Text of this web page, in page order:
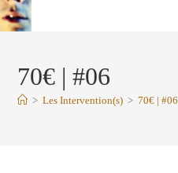
Skip
to
70€ | #06
> Les Intervention(s) > 70€ | #06